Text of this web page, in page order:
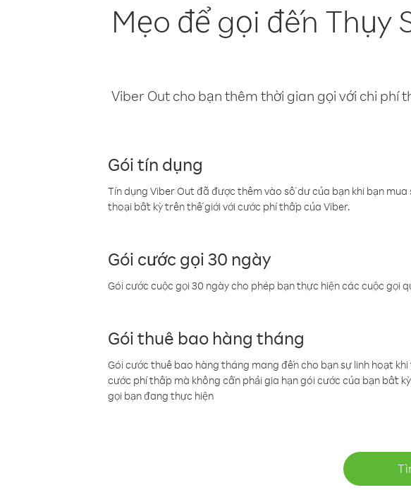
Mẹo để gọi đến Thụy
Viber Out cho bạn thêm thời gian gọi với chi phí
Gói tín dụng
Tín dụng Viber Out đã được thêm vào số dư của bạn khi bạn
thoại bất kỳ trên thế giới với cước phí thấp của Viber.
Gói cước gọi 30 ngày
Gói cước cuộc gọi 30 ngày cho phép bạn thực hiện các cuộc gọi
Gói thuê bao hàng tháng
Gói cước thuê bao hàng tháng mang đến cho bạn sự linh hoạt
cước phí thấp mà không cần phải gia hạn gói cước của bạn bất
gọi bạn đang thực hiện